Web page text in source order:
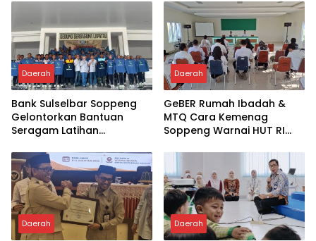
Daerah
Bank Sulselbar Soppeng
Gelontorkan Bantuan
Seragam Latihan
Daerah
GeBER Rumah Ibadah &
MTQ Cara Kemenag
Soppeng Warnai HUT RI
Daerah Daerah